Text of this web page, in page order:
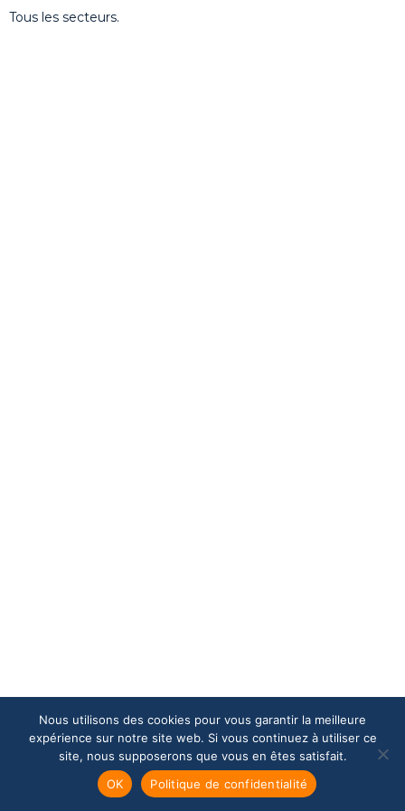
Tous les secteurs.
Nous utilisons des cookies pour vous garantir la meilleure
expérience sur notre site web. Si vous continuez à utiliser ce
site, nous supposerons que vous en êtes satisfait.
OK
Politique de confidentialité